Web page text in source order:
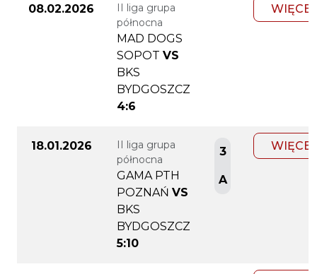
08.02.2026
II liga grupa
północna
MAD DOGS
SOPOT VS
BKS
BYDGOSZCZ
4:6
WIĘCEJ
18.01.2026
II liga grupa
północna
GAMA PTH
POZNAŃ VS
BKS
BYDGOSZCZ
5:10
3
A
WIĘCEJ